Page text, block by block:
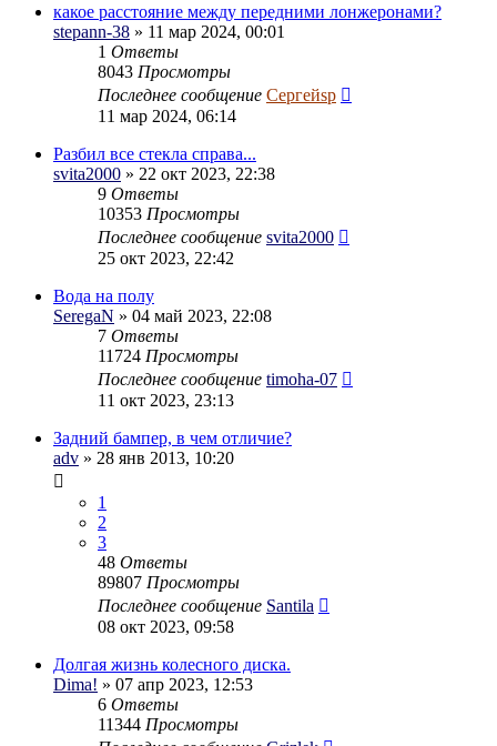
какое расстояние между передними лонжеронами?
stepann-38 » 11 мар 2024, 00:01
1 Ответы
8043 Просмотры
Последнее сообщение Сергейsp
11 мар 2024, 06:14
Разбил все стекла справа...
svita2000 » 22 окт 2023, 22:38
9 Ответы
10353 Просмотры
Последнее сообщение svita2000
25 окт 2023, 22:42
Вода на полу
SeregaN » 04 май 2023, 22:08
7 Ответы
11724 Просмотры
Последнее сообщение timoha-07
11 окт 2023, 23:13
Задний бампер, в чем отличие?
adv » 28 янв 2013, 10:20
1
2
3
48 Ответы
89807 Просмотры
Последнее сообщение Santila
08 окт 2023, 09:58
Долгая жизнь колесного диска.
Dima! » 07 апр 2023, 12:53
6 Ответы
11344 Просмотры